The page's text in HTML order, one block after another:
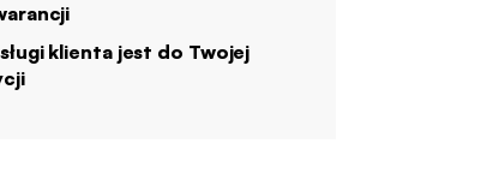
klienta jest do Twojej